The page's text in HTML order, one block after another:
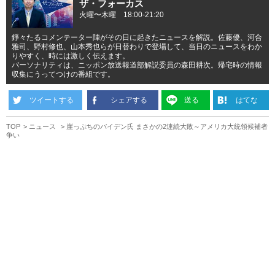
ザ・フォーカス
火曜〜木曜 18:00-21:20
錚々たるコメンテーター陣がその日に起きたニュースを解説。佐藤優、河合
雅司、野村修也、山本秀也らが日替わりで登場して、当日のニュースをわか
りやすく、時には激しく伝えます。
パーソナリティは、ニッポン放送報道部解説委員の森田耕次。帰宅時の情報
収集にうってつけの番組です。
ツイートする シェアする 送る はてな
TOP ニュース
崖っぷちのバイデン氏 まさかの2連続大敗～アメリカ大統領候補者
争い